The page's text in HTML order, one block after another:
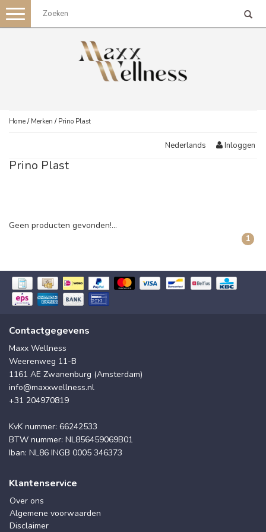
Toggle
navigation
Home / Merken / Prino Plast
Nederlands Inloggen
Prino Plast
Geen producten gevonden!...
1
Contactgegevens
Maxx Wellness
Weerenweg 11-B
1161 AE Zwanenburg (Amsterdam)
info@maxxwellness.nl
+31 204970819
KvK nummer: 66242533
BTW nummer: NL856459069B01
Iban: NL86 INGB 0005 346373
Klantenservice
Over ons
Algemene voorwaarden
Disclaimer